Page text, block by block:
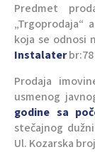
Predmet
„Trgoprodaja“
koja se odnosi
Instalaterbr:78
Prodaja
usmenog
godine sa
stečajnog
Ul. Kozarska